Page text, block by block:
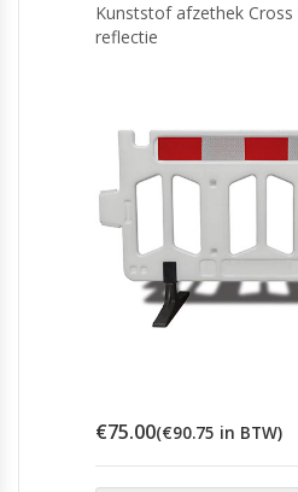
Kunststof afzethek Cross
reflectie
€75.00(€90.75 in BTW)